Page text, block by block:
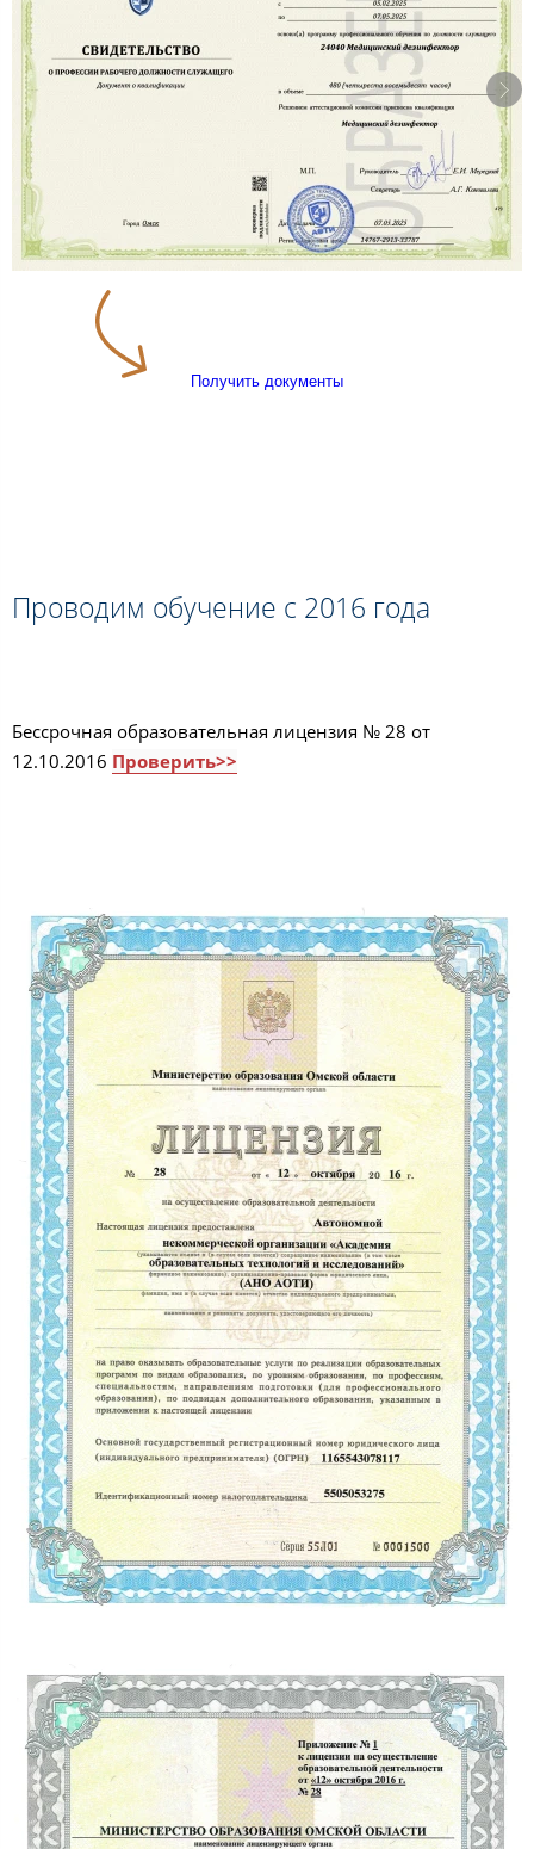
Получить документы
Проводим обучение с 2016 года
Бессрочная образовательная лицензия № 28 от
12.10.2016 Проверить>>